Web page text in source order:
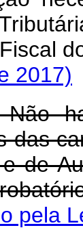
2017)
das
de
pela